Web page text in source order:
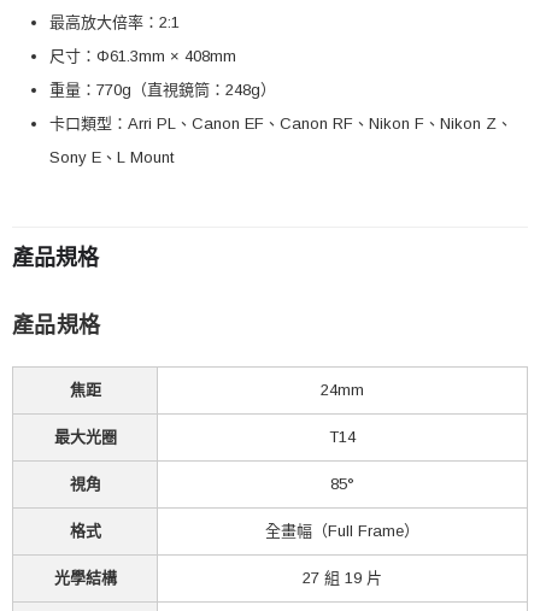
最高放大倍率：2:1
尺寸：Φ61.3mm × 408mm
重量：770g（直視鏡筒：248g）
卡口類型：Arri PL、Canon EF、Canon RF、Nikon F、Nikon Z、
Sony E、L Mount
產品規格
產品規格
焦距 24mm
最大光圈 T14
視角 85°
格式 全畫幅（Full Frame）
光學結構 27 組 19 片